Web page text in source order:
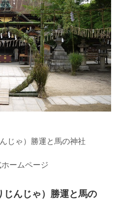
じゃ）勝運と馬の神社
ームページ
じんじゃ）勝運と馬の